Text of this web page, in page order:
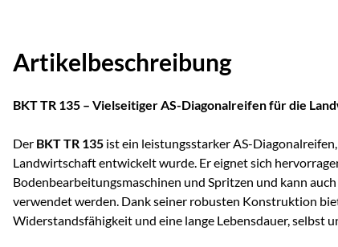
Artikelbeschreibung
BKT TR 135 – Vielseitiger AS-Diagonalreifen für die
Der BKT TR 135 ist ein leistungsstarker AS-
Landwirtschaft entwickelt wurde. Er eignet sich
Bodenbearbeitungsmaschinen und Spritzen und kann
verwendet werden. Dank seiner robusten Konstruktion
Widerstandsfähigkeit und eine lange Lebensdauer, selbst